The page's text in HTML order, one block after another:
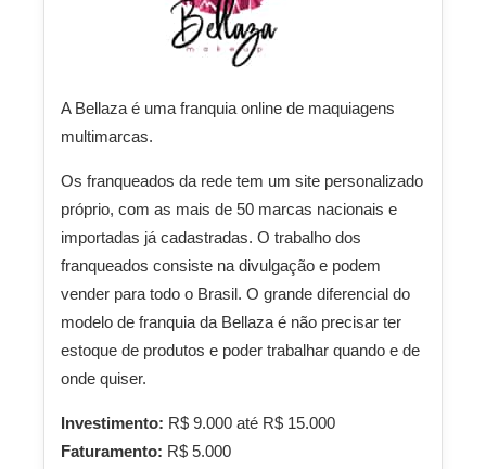
A Bellaza é uma franquia online de maquiagens
multimarcas.
Os franqueados da rede tem um site personalizado
próprio, com as mais de 50 marcas nacionais e
importadas já cadastradas. O trabalho dos
franqueados consiste na divulgação e podem
vender para todo o Brasil. O grande diferencial do
modelo de franquia da Bellaza é não precisar ter
estoque de produtos e poder trabalhar quando e de
onde quiser.
Investimento: R$ 9.000 até R$ 15.000
Faturamento: R$ 5.000